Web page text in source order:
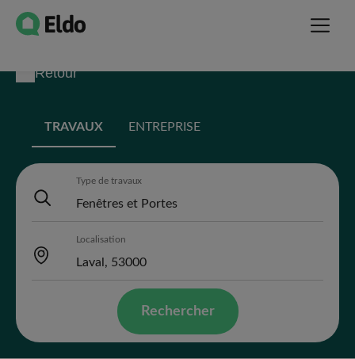
Retour
TRAVAUX ENTREPRISE
Type de travaux
Localisation
Rechercher